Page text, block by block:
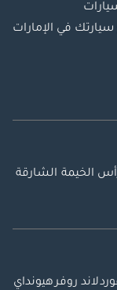
سيارتك في الإمارات
الخيمة الشارقة
لاند روفرهيونداي